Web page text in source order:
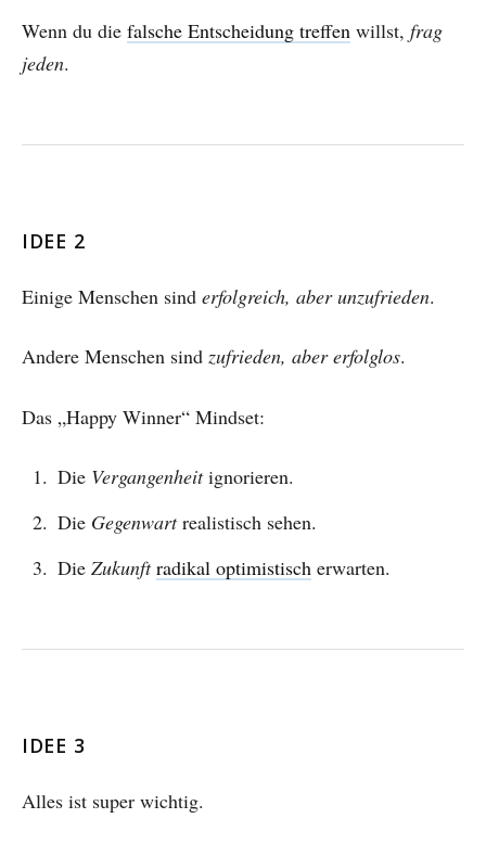
Wenn du die falsche Entscheidung treffen willst, frag
jeden.
IDEE 2
Einige Menschen sind erfolgreich, aber unzufrieden.
Andere Menschen sind zufrieden, aber erfolglos.
Das „Happy Winner“ Mindset:
Die Vergangenheitignorieren.
Die Gegenwartrealistisch sehen.
Die Zukunft radikal optimistisch erwarten.
IDEE 3
Alles ist super wichtig.